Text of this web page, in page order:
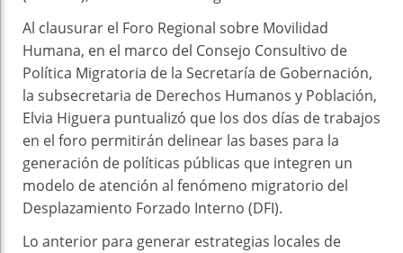
Al clausurar el Foro Regional sobre Movilidad
Humana, en el marco del Consejo Consultivo de
Política Migratoria de la Secretaría de Gobernación,
la subsecretaria de Derechos Humanos y Población,
Elvia Higuera puntualizó que los dos días de trabajos
en el foro permitirán delinear las bases para la
generación de políticas públicas que integren un
modelo de atención al fenómeno migratorio del
Desplazamiento Forzado Interno (DFI).
Lo anterior para generar estrategias locales de